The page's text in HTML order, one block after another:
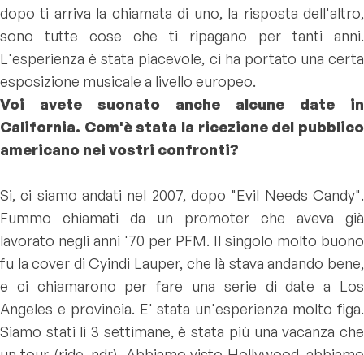
dopo ti arriva la chiamata di uno, la risposta dell'altro,
sono tutte cose che ti ripagano per tanti anni.
L'esperienza è stata piacevole, ci ha portato una certa
esposizione musicale a livello europeo.
Voi avete suonato anche alcune date in
California. Com'è stata la ricezione del pubblico
americano nei vostri confronti?
Si, ci siamo andati nel 2007, dopo "Evil Needs Candy".
Fummo chiamati da un promoter che aveva già
lavorato negli anni '70 per PFM. Il singolo molto buono
fu la cover di Cyindi Lauper, che là stava andando bene,
e ci chiamarono per fare una serie di date a Los
Angeles e provincia. E' stata un'esperienza molto figa.
Siamo stati lì 3 settimane, è stata più una vacanza che